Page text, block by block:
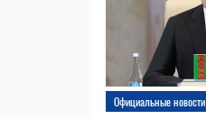
Официальные новости